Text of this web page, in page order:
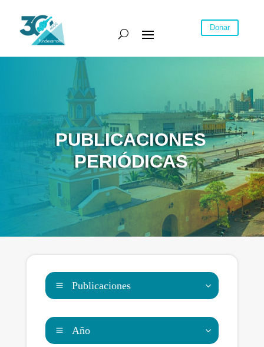
Donar
PUBLICACIONES
PERIÓDICAS
Publicaciones
Año